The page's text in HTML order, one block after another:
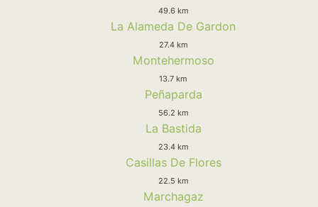
49.6 km
La Alameda De Gardon
27.4 km
Montehermoso
13.7 km
Peñaparda
56.2 km
La Bastida
23.4 km
Casillas De Flores
22.5 km
Marchagaz